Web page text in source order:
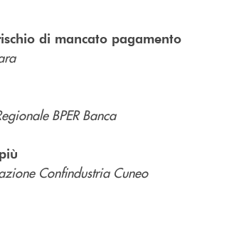
di mancato pagamento
BPER Banca
Confindustria Cuneo